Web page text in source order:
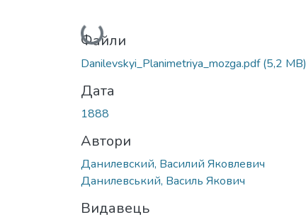
Вантажиться...
Файли
Danilevskyi_Planimetriya_mozga.pdf(5,2 MB)
Дата
1888
Автори
Данилевский, Василий Яковлевич
Данилевський, Василь Якович
Видавець